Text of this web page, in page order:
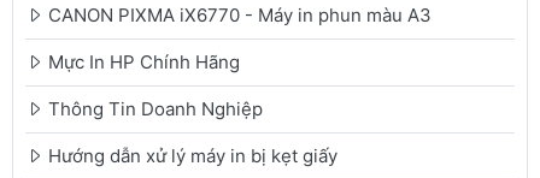
CANON PIXMA iX6770 - Máy in phun màu A3
Mực In HP Chính Hãng
Thông Tin Doanh Nghiệp
Hướng dẫn xử lý máy in bị kẹt giấy